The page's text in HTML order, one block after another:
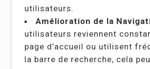
utilisateurs.
Amélioration de la
utilisateurs reviennent
page d’accueil ou utilisent
la barre de recherche, cela